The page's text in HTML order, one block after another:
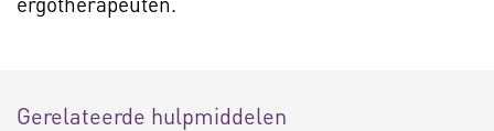
Gerelateerde hulpmiddelen